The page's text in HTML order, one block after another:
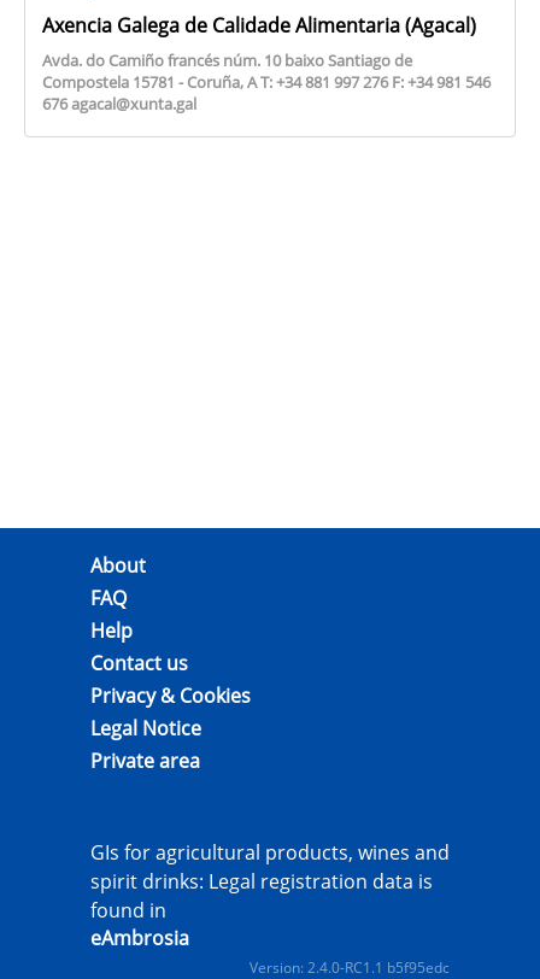
Axencia Galega de Calidade Alimentaria (Agacal)
Avda. do Camiño francés núm. 10 baixo Santiago de
Compostela 15781 - Coruña, A T: +34 881 997 276 F: +34 981 546
676 agacal@xunta.gal
About
FAQ
Help
Contact us
Privacy & Cookies
Legal Notice
Private area
GIs for agricultural products, wines and
spirit drinks: Legal registration data is
found in
eAmbrosia
Version: 2.4.0-RC1.1 b5f95edc